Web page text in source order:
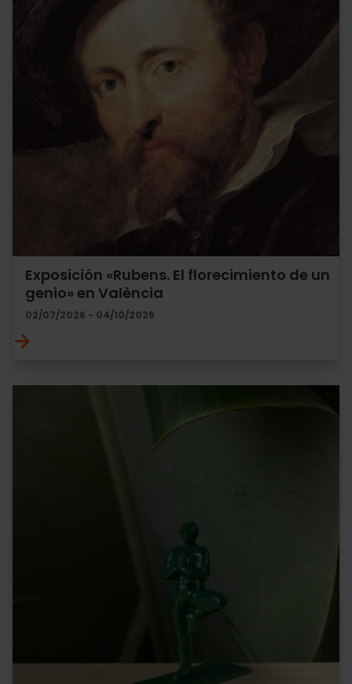
Exposición «Rubens. El florecimiento de un
genio» en València
02/07/2026 - 04/10/2026